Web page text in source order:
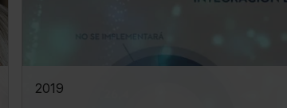
2019